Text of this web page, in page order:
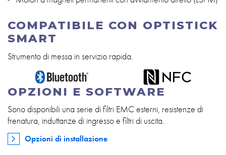
COMPATIBILE CON OPTISTICK
SMART
Strumento di messa in servizio rapida.
OPZIONI E SOFTWARE
Sono disponibili una serie di filtri EMC esterni, resistenze di
frenatura, induttanze di ingresso e filtri di uscita.
Opzioni di installazione